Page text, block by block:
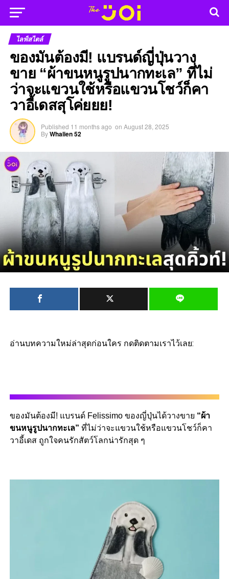
ไลฟ์สไตล์
ของมันต้องมี! แบรนด์ญี่ปุ่นวาง
ขาย “ผ้าขนหนูรูปนากทะเล” ที่ไม่
ว่าจะแขวนใช้หรือแขวนโชว์ก็คา
วาอี้เดสสุโค่ยยย!
Published 11 months ago on August 28, 2025
ByWhalien 52
อ่านบทความใหม่ล่าสุดก่อนใคร กดติดตามเราไว้เลย:
ของมันต้องมี! แบรนด์ Felissimo ของญี่ปุ่นได้วางขาย “ผ้า
ขนหนูรูปนากทะเล” ที่ไม่ว่าจะแขวนใช้หรือแขวนโชว์ก็คา
วาอี้เดส ถูกใจคนรักสัตว์โลกน่ารักสุด ๆ